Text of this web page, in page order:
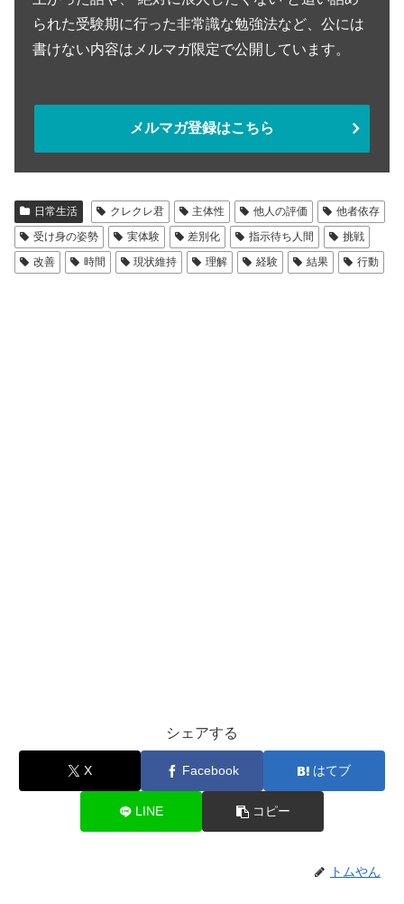
られた受験期に行った非常識な勉強法など、公には
書けない内容はメルマガ限定で公開しています。
メルマガ登録はこちら
日常生活 クレクレ君 主体性 他人の評価
他者依存
受け身の姿勢
実体験 差別化 指示待ち人間
挑戦
改善
時間 現状維持 理解 経験 結果 行動
シェアする
X Facebook はてブ
LINE コピー
トムやん